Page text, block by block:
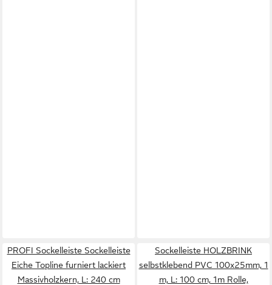
PROFI Sockelleiste Sockelleiste
Eiche Topline furniert lackiert
Massivholzkern, L: 240 cm
Sockelleiste HOLZBRINK
selbstklebend PVC 100x25mm, 1
m, L: 100 cm, 1m Rolle,